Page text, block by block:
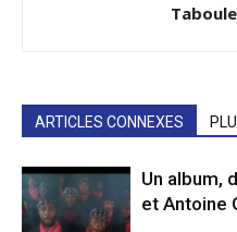
ARTICLES CONNEXES
Un album,
et Antoine